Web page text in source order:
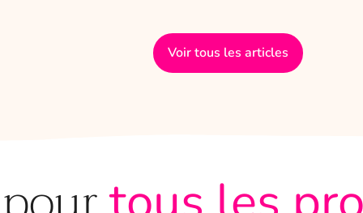
Voir tous les articles